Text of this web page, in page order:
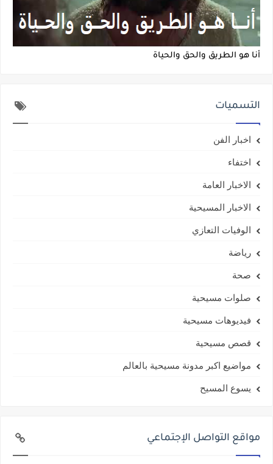
أنا هو الطريق والحق والحياة
التسميات
اخبار الفن
اختفاء
الاخبار العامة
الاخبار المسيحية
الوفيات التعازي
رياضة
صحة
صلوات مسيحية
فيديوهات مسيحية
قصص مسيحية
مواضيع اكبر مدونة مسيحية بالعالم
يسوع المسيح
مواقع التواصل الإجتماعي